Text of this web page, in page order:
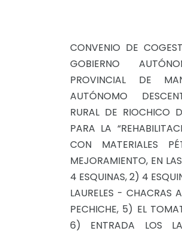
CONVENIO DE
GOBIERNO
PROVINCIAL DE
AUTÓNOMO
RURAL DE RIOCHICO
PARA LA
CON MATERIALES
MEJORAMIENTO, EN
4 ESQUINAS, 2) 4
LAURELES - CHACRAS
PECHICHE, 5) EL
6) ENTRADA LOS